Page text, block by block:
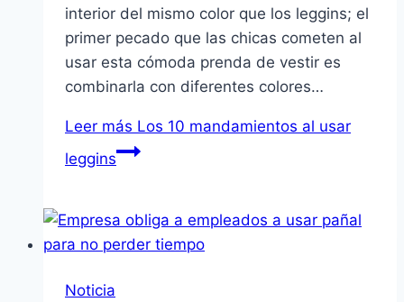
interior del mismo color que los leggins; el
primer pecado que las chicas cometen al
usar esta cómoda prenda de vestir es
combinarla con diferentes colores…
Leer más Los 10 mandamientos al usar
leggins
Noticia